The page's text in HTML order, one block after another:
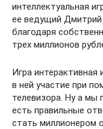
интеллектуальная
ее ведущий Дмитрий
благодаря
трех миллионов
Игра интерактивная
в ней участие при
телевизора. Ну а мы
есть правильные
стать миллионером